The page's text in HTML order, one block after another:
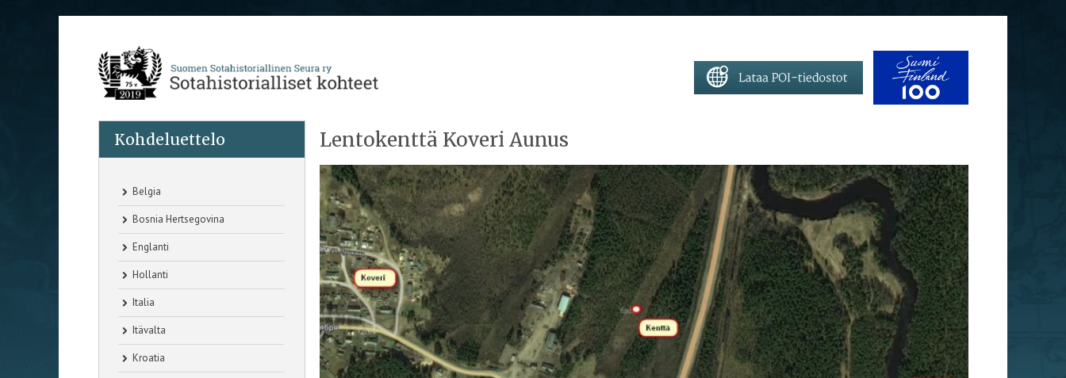
Kohdeluettelo
Belgia
Bosnia Hertsegovina
Englanti
Hollanti
Italia
Itävalta
Kroatia
Lentokenttä Koveri Aunus